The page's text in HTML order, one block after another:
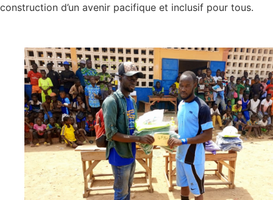
construction d’un avenir pacifique et inclusif pour tous.